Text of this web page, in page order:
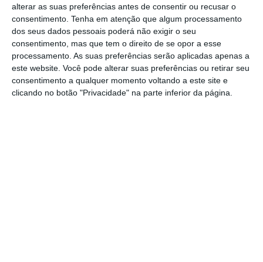
alterar as suas preferências antes de consentir ou recusar o
consentimento. Tenha em atenção que algum processamento
dos seus dados pessoais poderá não exigir o seu
consentimento, mas que tem o direito de se opor a esse
processamento. As suas preferências serão aplicadas apenas a
este website. Você pode alterar suas preferências ou retirar seu
consentimento a qualquer momento voltando a este site e
clicando no botão "Privacidade" na parte inferior da página.